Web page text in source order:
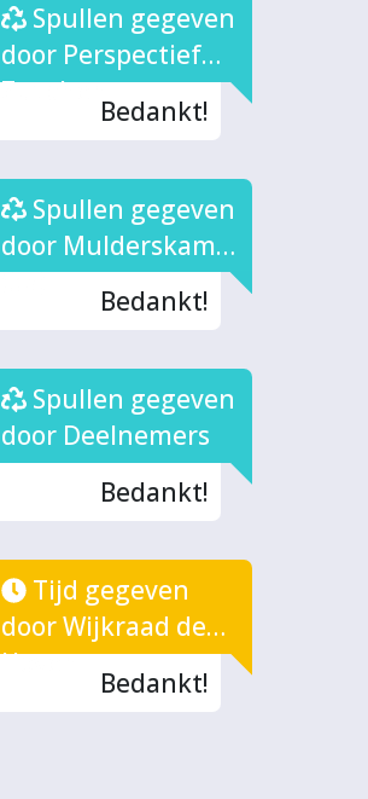
Spullen gegeven
door Perspectief
Zutphen
Bedankt!
Spullen gegeven
door Mulderskamp
(3x)
Bedankt!
Spullen gegeven
door Deelnemers
Bedankt!
Tijd gegeven
door Wijkraad de
Hoven
Bedankt!